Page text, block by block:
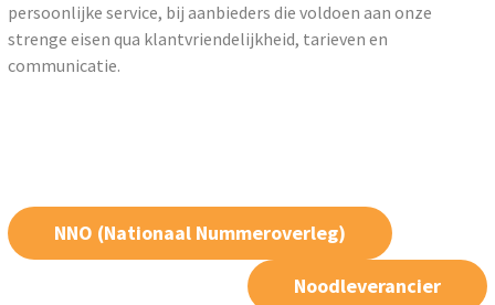
persoonlijke service, bij aanbieders die voldoen aan onze
strenge eisen qua klantvriendelijkheid, tarieven en
communicatie.
NNO (Nationaal Nummeroverleg)
Noodleverancier